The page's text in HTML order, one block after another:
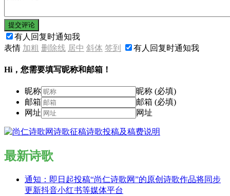
提交评论
有人回复时通知我
表情 加粗 删除线 居中 斜体 签到 有人回复时通知我
Hi，您需要填写昵称和邮箱！
昵称
昵称 (必填)
邮箱
邮箱 (必填)
网址
网址
最新诗歌
通知：即日起投稿“尚仁诗歌网”的原创诗歌作品将同步
更新抖音小红书等媒体平台